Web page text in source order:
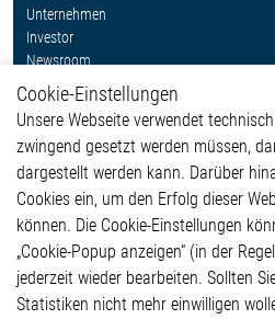
Unternehmen
Investor
Newsroom
Weitere Links
Glossar
Kontakt
Hinweisgeberschutzsystem
Impressum
Datenschutzerklärung
Cookie-Popup anzeigen
Cookie-Einstellungen
Unsere Webseite verwendet
zwingend gesetzt werden müssen,
dargestellt werden kann. Darüber
Cookies ein, um den Erfolg dieser
können. Die Cookie-Einstellungen
„Cookie-Popup anzeigen“ (in der
jederzeit wieder bearbeiten. Sollten
Statistiken nicht mehr einwilligen